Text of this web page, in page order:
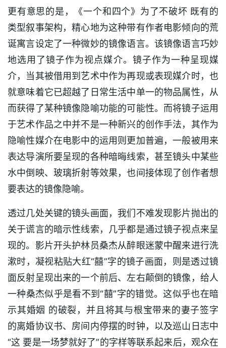
更有意思的是，《一个和四个》为了不破坏 既有的
类型叙事架构，精心地为这种带有作者电影倾向的荒
诞寓言设定了一种微妙的镜像语言。该镜像语言巧妙
地选用了镜子作为视点媒介。镜子作为一种呈现媒
介，当其被借用到艺术中作为再现或表现媒介时，也
就意味着它已超越了日常生活中单一的物品属性，从
而获得了某种镜像隐喻功能的可能性。而将镜子运用
于艺术作品之中并不是一种新兴的创作手法，其作为
隐喻性媒介在电影中的运用则更加普遍，一般被用来
表达导演所要呈现的各种暗晦线索，甚至镜头中某些
水中倒映、玻璃折射等效果，也间接体现了创作者想
要表达的镜像隐喻。
透过几处关键的镜头画面，我们不难发现影片抛出的
关于谎言的暗示性线索，几乎都是通过镜子视点来呈
现的。影片开头护林员桑杰从醉眼迷蒙中醒来进行洗
漱时，凝视粘贴大红“囍”字的镜子画面，则是透过镜
面反射呈现出来的一个前后、左右颠倒的镜像，给人
一种桑杰似乎是看不到“囍”字的错觉。这似乎也在暗
示其婚姻 的破裂，并且将其与根宝带来的妻子签字
的离婚协议书、房间内停摆的时钟，以及巡山日志中
“这 要是一场梦就好了”的字样等联系起来后，观众在